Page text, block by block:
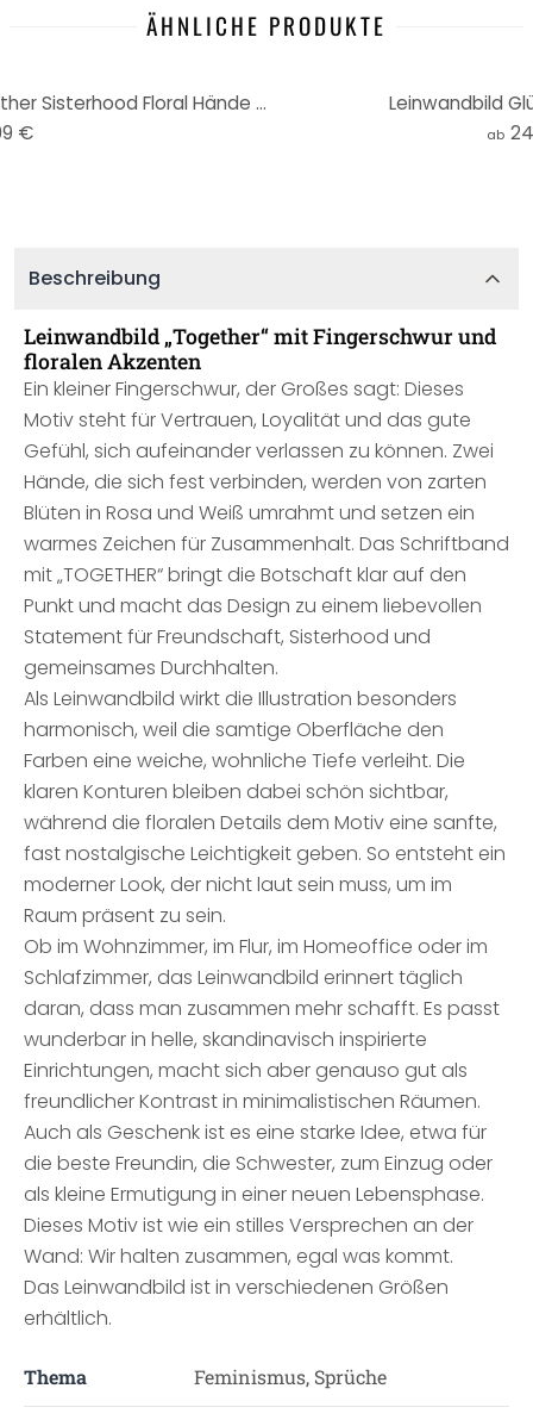
ÄHNLICHE PRODUKTE
Holzbild zum Hinstellen - Together Sisterhood Floral Hände - 15x15 cm
€
Leinwandbild
ab
Beschreibung
Leinwandbild „Together“ mit Fingerschwur und
floralen Akzenten
Ein kleiner Fingerschwur, der Großes sagt: Dieses
Motiv steht für Vertrauen, Loyalität und das gute
Gefühl, sich aufeinander verlassen zu können. Zwei
Hände, die sich fest verbinden, werden von zarten
Blüten in Rosa und Weiß umrahmt und setzen ein
warmes Zeichen für Zusammenhalt. Das Schriftband
mit „TOGETHER“ bringt die Botschaft klar auf den
Punkt und macht das Design zu einem liebevollen
Statement für Freundschaft, Sisterhood und
gemeinsames Durchhalten.
Als Leinwandbild wirkt die Illustration besonders
harmonisch, weil die samtige Oberfläche den
Farben eine weiche, wohnliche Tiefe verleiht. Die
klaren Konturen bleiben dabei schön sichtbar,
während die floralen Details dem Motiv eine sanfte,
fast nostalgische Leichtigkeit geben. So entsteht ein
moderner Look, der nicht laut sein muss, um im
Raum präsent zu sein.
Ob im Wohnzimmer, im Flur, im Homeoffice oder im
Schlafzimmer, das Leinwandbild erinnert täglich
daran, dass man zusammen mehr schafft. Es passt
wunderbar in helle, skandinavisch inspirierte
Einrichtungen, macht sich aber genauso gut als
freundlicher Kontrast in minimalistischen Räumen.
Auch als Geschenk ist es eine starke Idee, etwa für
die beste Freundin, die Schwester, zum Einzug oder
als kleine Ermutigung in einer neuen Lebensphase.
Dieses Motiv ist wie ein stilles Versprechen an der
Wand: Wir halten zusammen, egal was kommt.
Das Leinwandbild ist in verschiedenen Größen
erhältlich.
Thema Feminismus, Sprüche